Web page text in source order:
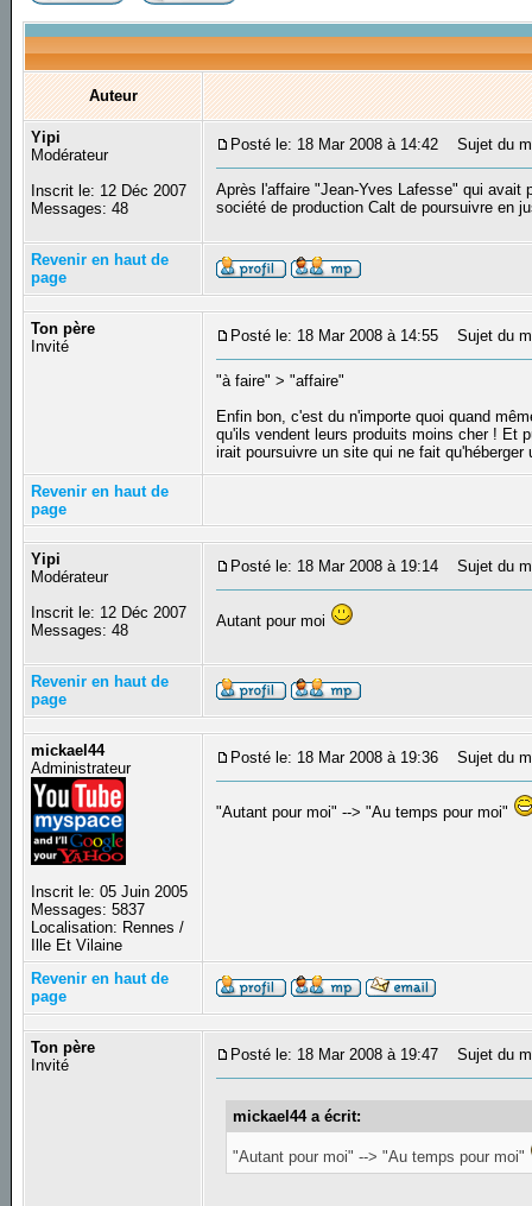
Auteur
Yipi
Modérateur
Inscrit le: 12 Déc 2007
Messages: 48
Posté le: 18 Mar 2008 à 14:42 Sujet du
Après l'affaire "Jean-Yves Lafesse" qui avait
société de production Calt de poursuivre en
Revenir en haut de
page
Ton père
Invité
Posté le: 18 Mar 2008 à 14:55 Sujet du
"à faire" > "affaire"
Enfin bon, c'est du n'importe quoi quand
qu'ils vendent leurs produits moins cher ! Et
irait poursuivre un site qui ne fait
Revenir en haut de
page
Yipi
Modérateur
Inscrit le: 12 Déc 2007
Messages: 48
Posté le: 18 Mar 2008 à 19:14 Sujet du
Autant pour moi
Revenir en haut de
page
mickael44
Administrateur
Inscrit le: 05 Juin 2005
Messages: 5837
Localisation: Rennes /
Ille Et Vilaine
Posté le: 18 Mar 2008 à 19:36 Sujet du
"Autant pour moi" --> "Au temps pour moi"
Revenir en haut de
page
Ton père
Invité
Posté le: 18 Mar 2008 à 19:47 Sujet du
mickael44 a écrit:
"Autant pour moi" --> "Au temps pour moi"